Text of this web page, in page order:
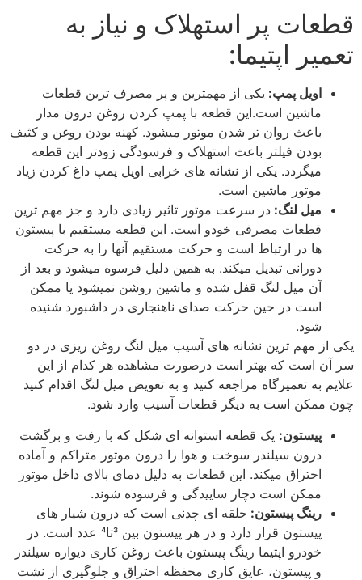
قطعات پر استهلاک و نیاز به
تعمیر اپتیما:
اویل پمپ: یکی از مهمترین و پر مصرف ترین قطعات
ماشین است.این قطعه با پمپ کردن روغن درون مدار
باعث روان تر شدن موتور میشود. کهنه بودن روغن و کثیف
بودن فیلتر باعث استهلاک و فرسودگی زودتر این قطعه
میگردد. یکی از نشانه های خرابی اویل پمپ داغ کردن زیاد
موتور ماشین است.
میل لنگ: در سرعت موتور تاثیر زیادی دارد و جز مهم ترین
قطعات مصرفی خودو است. این قطعه مستقیم با پیستون
ها در ارتباط است و حرکت مستقیم آنها را به حرکت
دورانی تبدیل میکند. به همین دلیل فرسوه میشود و بعد از
آن میل لنگ قفل شده و ماشین روشن نمیشود یا ممکن
است در حین حرکت صدای ناهنجاری در داشبورد شنیده
شود.
یکی از مهم ترین نشانه های آسیب میل لنگ روغن ریزی در دو
سر آن است که بهتر است درصورت مشاهده هر کدام از این
علایم به تعمیرگاه مراجعه کنید و به تعویض میل لنگ اقدام کنید
چون ممکن است به دیگر قطعات آسیب وارد شود.
پیستون: یک قطعه استوانه ای شکل که با رفت و برگشت
درون سیلندر سوخت و هوا را درون موتور متراکم و آماده
احتراق میکند. این قطعات به دلیل دمای بالای داخل موتور
ممکن است دچار ساییدگی و فرسوده شوند.
رینگ پیستون: حلقه ای چدنی است که درون شیار های
پیستون قرار دارد و در هر پیستون بین 3تا4 عدد است. در
خودرو اپتیما رینگ پیستون باعث روغن کاری دیواره سیلندر
و پیستون، عایق کاری محفظه احتراق و جلوگیری از نشت